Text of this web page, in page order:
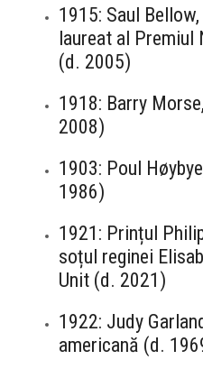
1915: Saul
laureat al Premiul
(d. 2005)
1918: Barry
2008)
1903: Poul
1986)
1921: Prințul
soțul reginei
Unit (d. 2021)
1922: Judy
americană (d.